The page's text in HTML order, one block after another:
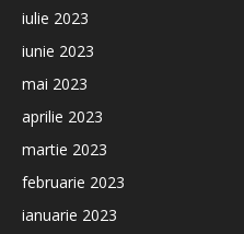
iulie 2023
iunie 2023
mai 2023
aprilie 2023
martie 2023
februarie 2023
ianuarie 2023